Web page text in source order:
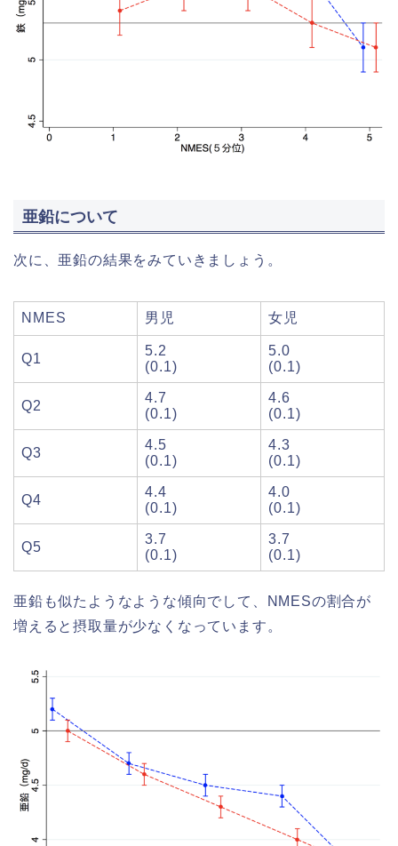
亜鉛について
次に、亜鉛の結果をみていきましょう。
NMES 男児 女児
Q1
5.2
(0.1)
5.0
(0.1)
Q2
4.7
(0.1)
4.6
(0.1)
Q3
4.5
(0.1)
4.3
(0.1)
Q4
4.4
(0.1)
4.0
(0.1)
Q5
3.7
(0.1)
3.7
(0.1)
亜鉛も似たようなような傾向でして、NMESの割合が
増えると摂取量が少なくなっています。